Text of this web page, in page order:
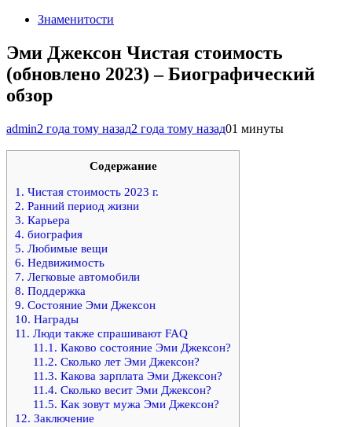
Знаменитости
Эми Джексон Чистая стоимость
(обновлено 2023) – Биографический
обзор
admin2 года тому назад2 года тому назад01 минуты
Содержание
1. Чистая стоимость 2023 г.
2. Ранний период жизни
3. Карьера
4. биография
5. Любимые вещи
6. Недвижимость
7. Легковые автомобили
8. Поддержка
9. Состояние Эми Джексон
10. Награды
11. Люди также спрашивают FAQ
11.1. Каково состояние Эми Джексон?
11.2. Сколько лет Эми Джексон?
11.3. Какова зарплата Эми Джексон?
11.4. Сколько весит Эми Джексон?
11.5. Как зовут мужа Эми Джексон?
12. Заключение